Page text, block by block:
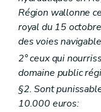
Région wallonne
royal du 15
des voies
2° ceux qui
domaine public
§2. Sont
10.000 euros: